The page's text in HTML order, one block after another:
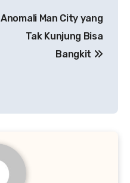
Anomali Man City yang
Tak Kunjung Bisa
Bangkit